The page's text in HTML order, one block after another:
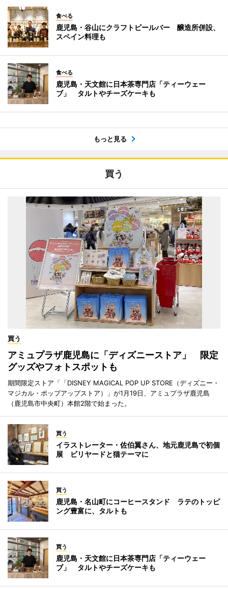
食べる
鹿児島・谷山にクラフトビールバー 醸造所併設、
スペイン料理も
食べる
鹿児島・天文館に日本茶専門店「ティーウェー
ブ」 タルトやチーズケーキも
もっと見る
買う
買う
アミュプラザ鹿児島に「ディズニーストア」 限定
グッズやフォトスポットも
期間限定ストア「「DISNEY MAGICAL POP UP STORE（ディズニー・
マジカル・ポップアップストア）」が1月19日、アミュプラザ鹿児島
（鹿児島市中央町）本館2階で始まった。
買う
イラストレーター・佐伯翼さん、地元鹿児島で初個
展 ビリヤードと猫テーマに
買う
鹿児島・名山町にコーヒースタンド ラテのトッピ
ング豊富に、タルトも
買う
鹿児島・天文館に日本茶専門店「ティーウェー
ブ」 タルトやチーズケーキも